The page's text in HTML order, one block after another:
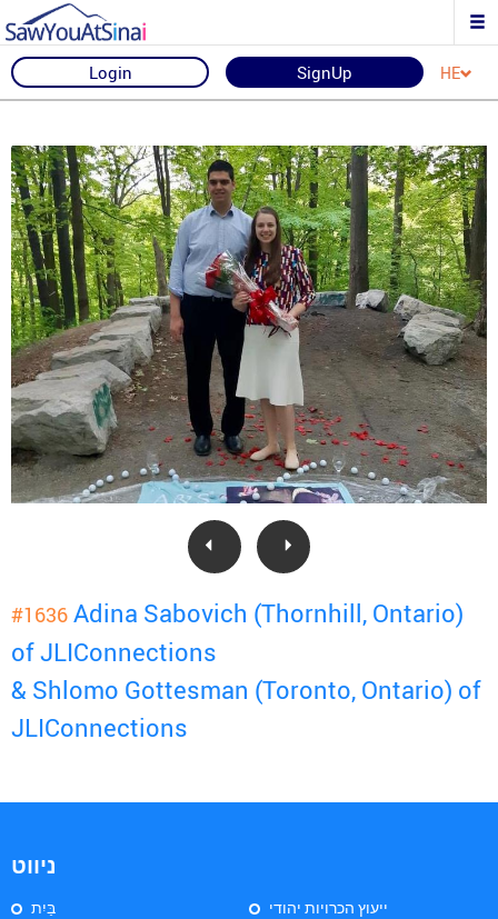
Login SignUp HE
#1636 Adina Sabovich (Thornhill, Ontario)
of JLIConnections
& Shlomo Gottesman (Toronto, Ontario) of
JLIConnections
ניווט
בַּיִת
ייעוץ הכרויות יהודי